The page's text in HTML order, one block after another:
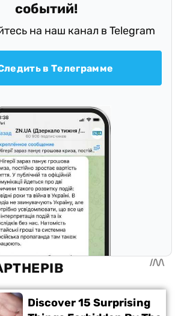
событий!
на наш канал в Telegram
в Телеграмме